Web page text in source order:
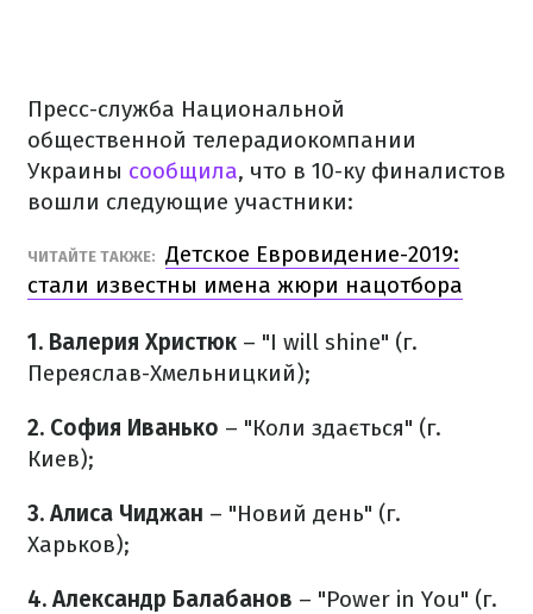
Пресс-служба Национальной
общественной телерадиокомпании
Украины сообщила, что в 10-ку финалистов
вошли следующие участники:
ЧИТАЙТЕ ТАКЖЕ: Детское Евровидение-2019:
стали известны имена жюри нацотбора
1. Валерия Христюк – "I will shine" (г.
Переяслав-Хмельницкий);
2. София Иванько – "Коли здається" (г.
Киев);
3. Алиса Чиджан – "Новий день" (г.
Харьков);
4. Александр Балабанов – "Power in You" (г.